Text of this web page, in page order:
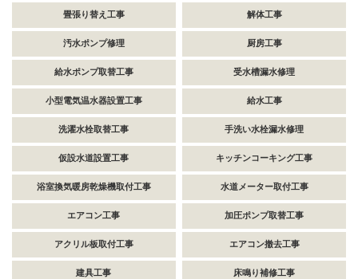
畳張り替え工事 解体工事
汚水ポンプ修理 厨房工事
給水ポンプ取替工事 受水槽漏水修理
小型電気温水器設置工事 給水工事
洗濯水栓取替工事 手洗い水栓漏水修理
仮設水道設置工事 キッチンコーキング工事
浴室換気暖房乾燥機取付工事 水道メーター取付工事
エアコン工事 加圧ポンプ取替工事
アクリル板取付工事 エアコン撤去工事
建具工事 床鳴り補修工事